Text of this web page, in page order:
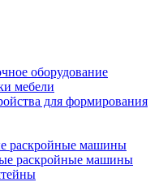
оборудование
мебели
для формирования
раскройные машины
раскройные машины